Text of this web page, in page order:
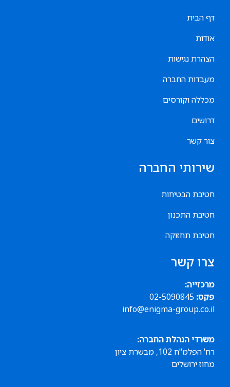
דף הבית
אודות
הצהרת נגישות
מעבדות החברה
מכללה וקורסים
דרושים
צור קשר
שירותי החברה
חטיבת הבטיחות
חטיבת התכנון
חטיבת תחזוקה
צרו קשר
מרכזייה:
פקס:
info@enigma-group.co.il
משרדי הנהלת החברה:
רח' הפלמ"ח 102, מבשרת ציון
מחוז ירושלים